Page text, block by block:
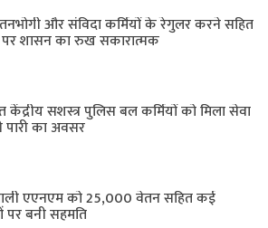
और संविदा कर्मियों के रेगुलर करने सहित
पर शासन का रुख सकारात्मक
केंद्रीय सशस्त्र पुलिस बल ​कर्मियों को मिला सेवा
पारी का अवसर
एएनएम को 25,000 वेतन सहित कई
बनी सहमति